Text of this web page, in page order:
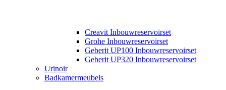
Creavit Inbouwreservoirset
Grohe Inbouwreservoirset
Geberit UP100 Inbouwreservoirset
Geberit UP320 Inbouwreservoirset
Urinoir
Badkamermeubels